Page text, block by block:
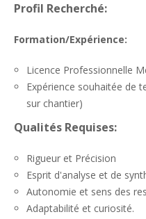
Profil Recherché:
Formation/Expérience:
Licence Professionnelle
Expérience souhaitée de
sur chantier)
Qualités Requises:
Rigueur et Précision
Esprit d'analyse et de
Autonomie et sens des
Adaptabilité et curiosité.